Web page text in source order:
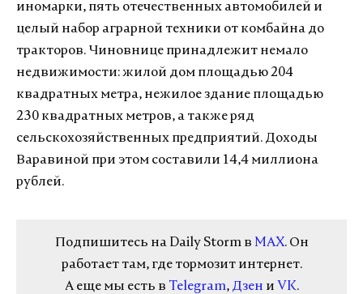
иномарки, пять отечественных автомобилей и
целый набор аграрной техники от комбайна до
тракторов. Чиновнице принадлежит немало
недвижимости: жилой дом площадью 204
квадратных метра, нежилое здание площадью
230 квадратных метров, а также ряд
сельскохозяйственных предприятий. Доходы
Варавиной при этом составили 14,4 миллиона
рублей.
Подпишитесь на Daily Storm в MAX. Он
работает там, где тормозит интернет.
А еще мы есть в Telegram, Дзен и VK.